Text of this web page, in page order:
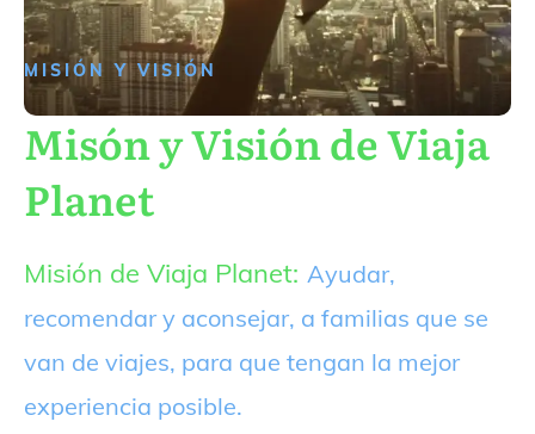
MISIÓN Y VISIÓN
Misón y Visión de Viaja
Planet
Misión de Viaja Planet: Ayudar,
recomendar y aconsejar, a familias que se
van de viajes, para que tengan la mejor
experiencia posible.